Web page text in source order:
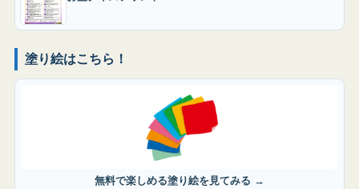
塗り絵はこちら！
無料で楽しめる塗り絵を見てみる →